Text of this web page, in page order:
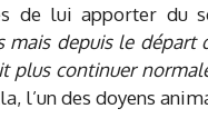
de lui apporter du
mais depuis le départ
plus continuer
l’un des doyens